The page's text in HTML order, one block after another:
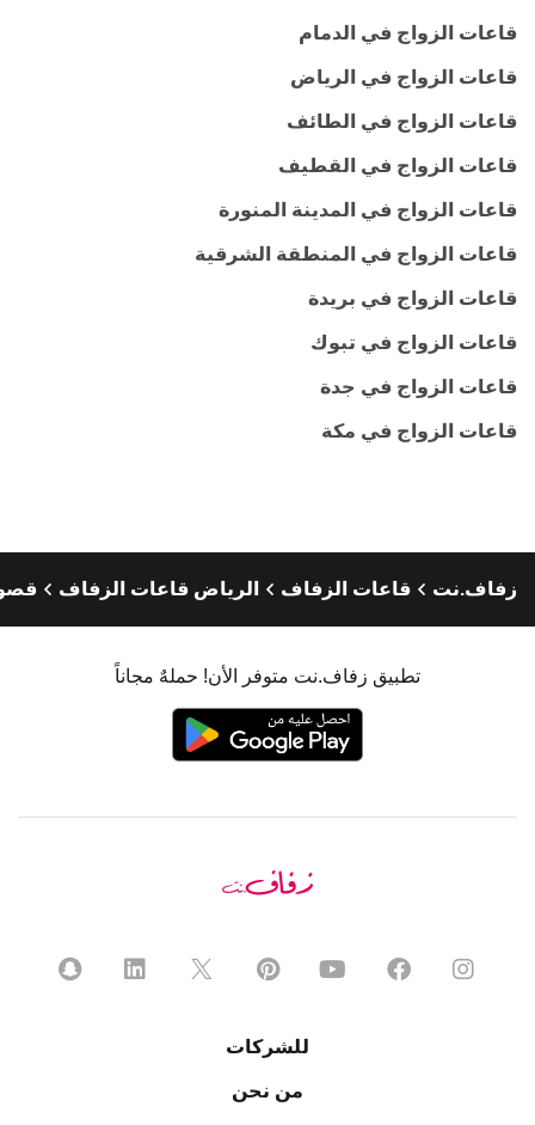
قاعات الزواج في الدمام
قاعات الزواج في الرياض
قاعات الزواج في الطائف
قاعات الزواج في القطيف
قاعات الزواج في المدينة المنورة
قاعات الزواج في المنطقة الشرقية
قاعات الزواج في بريدة
قاعات الزواج في تبوك
قاعات الزواج في جدة
قاعات الزواج في مكة
زفاف.نت قاعات الزفاف الرياض قاعات الزفاف
تطبيق زفاف.نت متوفر الأن! حملهٌ مجاناً
للشركات
من نحن